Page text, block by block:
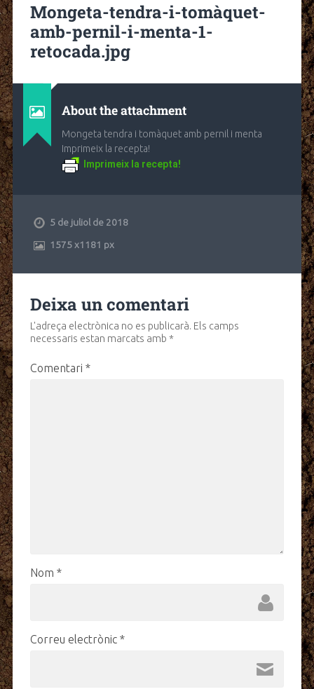
Mongeta-tendra-i-tomàquet-
amb-pernil-i-menta-1-
retocada.jpg
About the attachment
Mongeta tendra i tomàquet amb pernil i menta
Imprimeix la recepta!
Imprimeix la recepta!
5 de juliol de 2018
1575x1181 px
Deixa un comentari
L'adreça electrònica no es publicarà. Els camps
necessaris estan marcats amb *
Comentari *
Nom *
Correu electrònic *